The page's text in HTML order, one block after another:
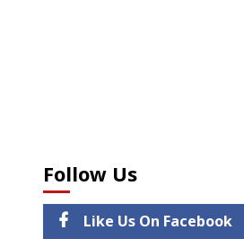
Follow Us
Like Us On Facebook